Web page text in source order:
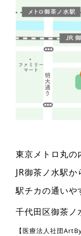
東京メトロ丸の
JR御茶ノ水駅か
駅チカの通いや
千代田区御茶ノ
【医療法人社団